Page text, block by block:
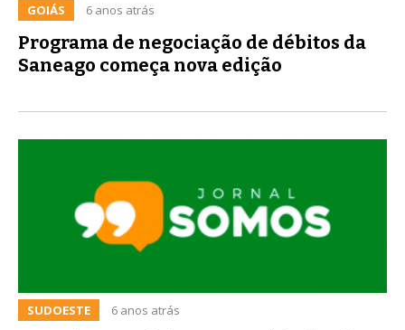
GOIÁS 6 anos atrás
Programa de negociação de débitos da
Saneago começa nova edição
SUDOESTE 6 anos atrás